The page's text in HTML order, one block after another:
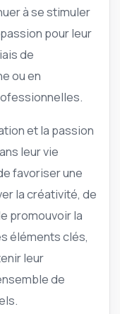
à se stimuler
pour leur
de
ou en
et la passion
leur vie
favoriser une
la créativité, de
promouvoir la
éléments clés,
leur
de